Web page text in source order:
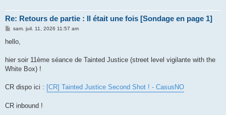
Re: Retours de partie : Il était une fois [Sondage en page 1]
M
s
g
sam. juil. 11, 2026 11:57 am
hello,
hier soir 11ème séance de Tainted Justice (street level vigilante with the
White Box) !
CR dispo ici : [CR] Tainted Justice Second Shot ! - CasusNO
CR inbound !